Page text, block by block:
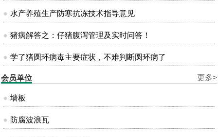
水产养殖生产防寒抗冻技术指导意见
猪病解答之：仔猪腹泻管理及实时问答！
学了猪圆环病毒主要症状，不难判断圆环病了
更多>
会员单位
墙板
防腐波浪瓦